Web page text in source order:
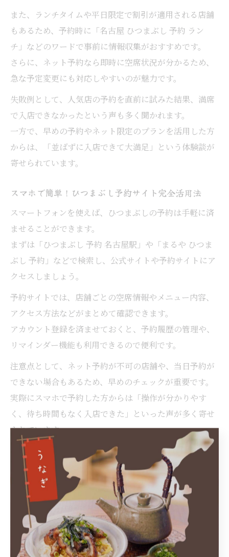
また、ランチタイムや平日限定で割引が適用される店舗
もあるため、予約時に「名古屋 ひつまぶし 予約 ラン
チ」などのワードで事前に情報収集がおすすめです。
さらに、ネット予約なら即時に空席状況が分かるため、
急な予定変更にも対応しやすいのが魅力です。
失敗例として、人気店の予約を直前に試みた結果、満席
で入店できなかったという声も多く聞かれます。
一方で、早めの予約やネット限定のプランを活用した方
からは、「並ばずに入店できて大満足」という体験談が
寄せられています。
スマホで簡単！ひつまぶし予約サイト完全活用法
スマートフォンを使えば、ひつまぶしの予約は手軽に済
ませることができます。
まずは「ひつまぶし 予約 名古屋駅」や「まるや ひつま
ぶし 予約」などで検索し、公式サイトや予約サイトにア
クセスしましょう。
予約サイトでは、店舗ごとの空席情報やメニュー内容、
アクセス方法などがまとめて確認できます。
アカウント登録を済ませておくと、予約履歴の管理や、
リマインダー機能も利用できるので便利です。
注意点として、ネット予約が不可の店舗や、当日予約が
できない場合もあるため、早めのチェックが重要です。
実際にスマホで予約した方からは「操作が分かりやす
く、待ち時間もなく入店できた」といった声が多く寄せ
られています。
ひつまぶし予約時に押さえたい空席確認のポイント
ひつまぶしの予約を成功させるには、空席状況の確認が
欠かせません。
特に人気店や週末、連休などは早い段階で満席になるこ
とが多く、「名古屋 ひつまぶし 予約 なし」では入店で
きないリスクも高まります。